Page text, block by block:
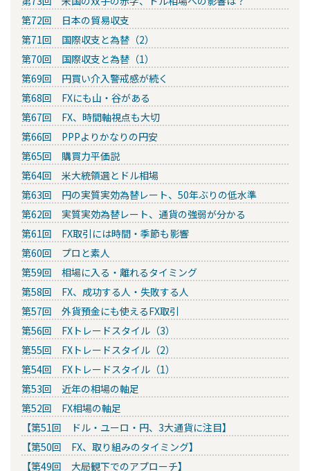
第72回 日本の貿易収支
第71回 国際収支と為替（2）
第70回 国際収支と為替（1）
第69回 円買い介入警戒感が続く
第68回 FXにも山・谷がある
第67回 FX、時間軸視点も大切
第66回 PPPよりかなりの円安
第65回 購買力平価説
第64回 米大統領選とドル相場
第63回 円の実質実効為替レート、50年ぶりの低水準
第62回 実質実効為替レート、通貨の強弱が分かる
第61回 FX取引には時間・季節も影響
第60回 プロと素人
第59回 相場に入る・離れるタイミング
第58回 FX、成功する人・失敗する人
第57回 外貨預金にも使えるFX取引
第56回 FXトレードスタイル（3）
第55回 FXトレードスタイル（2）
第54回 FXトレードスタイル（1）
第53回 近年の相場の軸足
第52回 FX相場の軸足
【第51回 ドル・ユーロ・円、3大通貨に注目】
【第50回 FX、取り組みのタイミング】
【第49回 大局観下でのアプローチ】